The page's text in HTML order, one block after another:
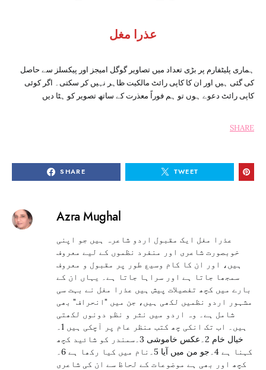
عذرا مغل
ہماری پلیٹفارم پر بڑی تعداد میں تصاویر گوگل امیجز اور پیکسلز سے حاصل
کی گئی ہیں اور ان کا کاپی رائٹ مالکیت ظاہر نہیں کر سکتی۔ اگر کوئی
کاپی رائٹ دعوے ہوں تو ہم فوراً معذرت کے ساتھ تصویر کو ہٹا دیں
SHARE
SHARE TWEET
Azra Mughal
عذرا مغل ایک مقبول اردو شاعرہ ہیں جو اپنی
خوبصورت شاعری اور منفرد نظموں کے لیے معروف
ہیں، اور ان کا کام وسیع طور پر مقبول و معروف
سمجھا جاتا ہے اور سراہا جاتا ہے۔ یہاں ان کے
بارے میں کچھ تفصیلات پیش ہیں عذرا مغل نے بہت سی
مشہور اردو نظمیں لکھی ہیں، جن میں "انحراف" بھی
شامل ہے۔ وہ اردو میں نثر و نظم دونوں لکھتی
خیال خام 2۔عکس خاموشی 3۔سمندر کو شائید کچھ
کچھ اور بھی ہے موضوعات کے لحاظ سے ان کی شاعری